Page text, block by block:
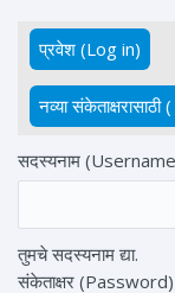
Primary
प्रवेश (Log in)
नव्या
सदस्यनाम
तुमचे सदस्यनाम द्या.
संकेताक्षर (Password)